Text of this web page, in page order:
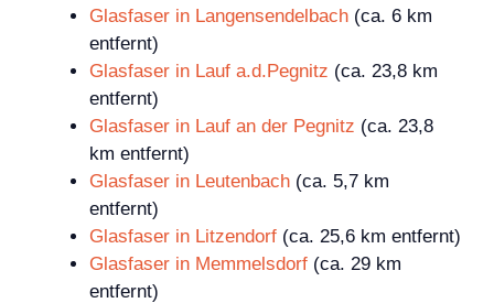
Glasfaser in Langensendelbach (ca. 6 km
entfernt)
Glasfaser in Lauf a.d.Pegnitz (ca. 23,8 km
entfernt)
Glasfaser in Lauf an der Pegnitz (ca. 23,8
km entfernt)
Glasfaser in Leutenbach (ca. 5,7 km
entfernt)
Glasfaser in Litzendorf (ca. 25,6 km entfernt)
Glasfaser in Memmelsdorf (ca. 29 km
entfernt)